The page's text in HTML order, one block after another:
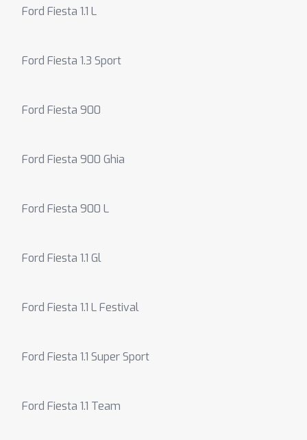
Ford Fiesta 1.1 L
Ford Fiesta 1.3 Sport
Ford Fiesta 900
Ford Fiesta 900 Ghia
Ford Fiesta 900 L
Ford Fiesta 1.1 Gl
Ford Fiesta 1.1 L Festival
Ford Fiesta 1.1 Super Sport
Ford Fiesta 1.1 Team